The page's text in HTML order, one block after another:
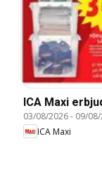
ICA Maxi
03/08/2026- 09/
ICA Maxi